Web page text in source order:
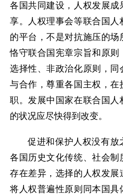
各国共同建设，人权发展成
享。人权理事会等联合国
的平台，不是对抗施压的
恪守联合国宪章宗旨和原
选择性、非政治化原则，
与合作，尊重各国主权，在
职。发展中国家在联合国人
的状况应尽快得到改变。
促进和保护人权没有放
各国历史文化传统、社会
存在差异，选择的人权发
将人权普遍性原则同本国具